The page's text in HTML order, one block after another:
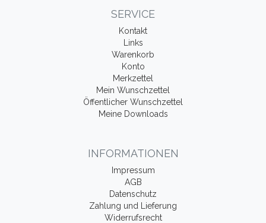
SERVICE
Kontakt
Links
Warenkorb
Konto
Merkzettel
Mein Wunschzettel
Öffentlicher Wunschzettel
Meine Downloads
INFORMATIONEN
Impressum
AGB
Datenschutz
Zahlung und Lieferung
Widerrufsrecht